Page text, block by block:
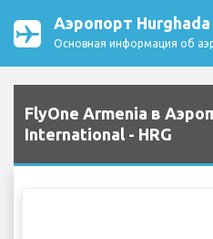
Аэропорт
Основная информация об
FlyOne Armenia в
International - HRG